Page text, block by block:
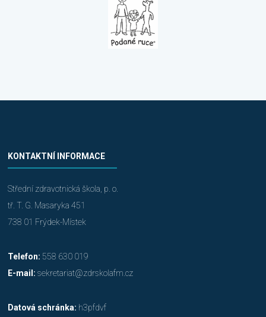
KONTAKTNÍ INFORMACE
Střední zdravotnická škola, p. o.
tř. T. G. Masaryka 451
738 01 Frýdek-Místek
Telefon: 558 630 019
E-mail: sekretariat@zdrskolafm.cz
Datová schránka: h3pfdvf